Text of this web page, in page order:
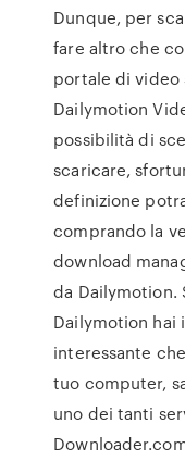
Dunque, per
fare altro che
portale di video
Dailymotion
possibilità di
scaricare,
definizione
comprando la
download
da Dailymotion.
Dailymotion hai
interessante
tuo computer,
uno dei tanti